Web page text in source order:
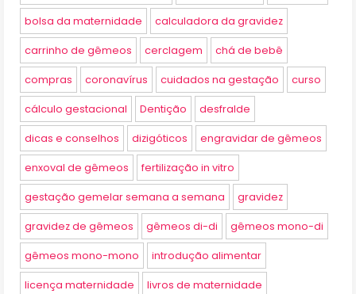
bolsa da maternidade calculadora da gravidez
carrinho de gêmeos cerclagem chá de bebê
compras coronavírus cuidados na gestação curso
cálculo gestacional Dentição desfralde
dicas e conselhos dizigóticos engravidar de gêmeos
enxoval de gêmeos fertilização in vitro
gestação gemelar semana a semana gravidez
gravidez de gêmeos gêmeos di-di gêmeos mono-di
gêmeos mono-mono introdução alimentar
licença maternidade livros de maternidade